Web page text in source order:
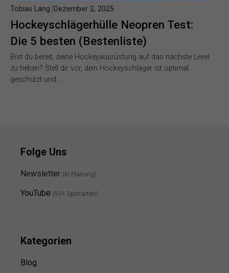
Hockeyschlägerhülle Neopren Test:
Die 5 besten (Bestenliste)
Tobias Lang Dezember 2, 2025
Bist du bereit, deine Hockeyausrüstung auf das nächste Level
zu heben? Stell dir vor, dein Hockeyschläger ist optimal
geschützt und…
Folge Uns
Newsletter (in Planung)
YouTube (50+ Sportarten)
Kategorien
Blog